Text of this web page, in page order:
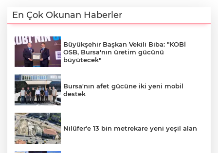
En Çok Okunan Haberler
Büyükşehir Başkan Vekili Biba: "KOBİ
OSB, Bursa'nın üretim gücünü
büyütecek"
Bursa'nın afet gücüne iki yeni mobil
destek
Nilüfer'e 13 bin metrekare yeni yeşil alan